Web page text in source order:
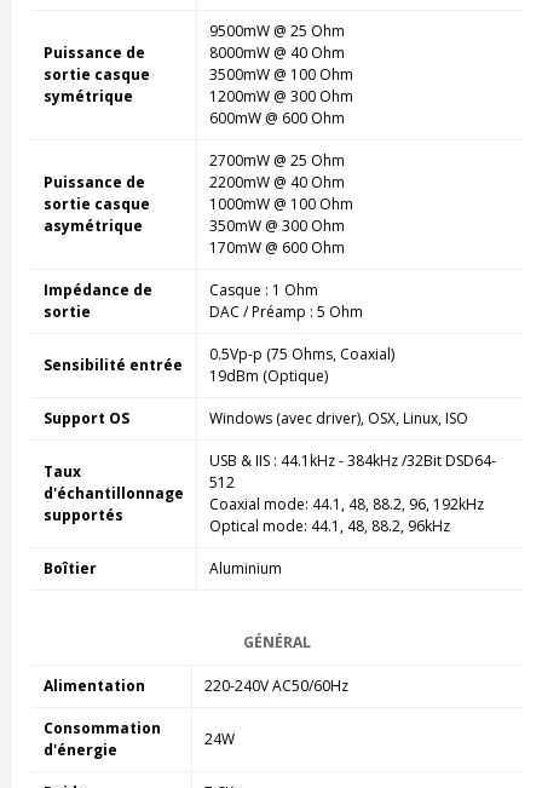
Puissance de
sortie casque
symétrique
9500mW @ 25 Ohm
8000mW @ 40 Ohm
3500mW @ 100 Ohm
1200mW @ 300 Ohm
600mW @ 600 Ohm
Puissance de
sortie casque
asymétrique
2700mW @ 25 Ohm
2200mW @ 40 Ohm
1000mW @ 100 Ohm
350mW @ 300 Ohm
170mW @ 600 Ohm
Impédance de
sortie
Casque : 1 Ohm
DAC / Préamp : 5 Ohm
Sensibilité entrée
0.5Vp-p (75 Ohms, Coaxial)
19dBm (Optique)
Support OS Windows (avec driver), OSX, Linux, ISO
Taux
d'échantillonnage
supportés
USB & IIS : 44.1kHz - 384kHz /32Bit DSD64-
512
Coaxial mode: 44.1, 48, 88.2, 96, 192kHz
Optical mode: 44.1, 48, 88.2, 96kHz
Boîtier Aluminium
GÉNÉRAL
Alimentation 220-240V AC50/60Hz
Consommation
d'énergie
24W